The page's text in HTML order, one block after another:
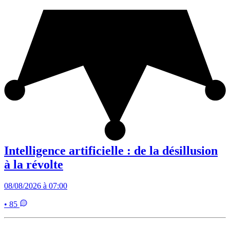
Intelligence artificielle : de la désillusion
à la révolte
08/08/2026 à 07:00
• 85